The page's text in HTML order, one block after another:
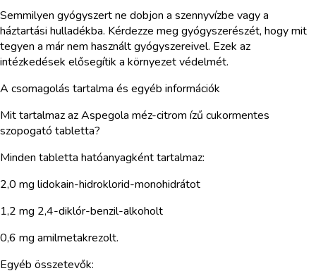
Semmilyen gyógyszert ne dobjon a szennyvízbe vagy a
háztartási hulladékba. Kérdezze meg gyógyszerészét, hogy mit
tegyen a már nem használt gyógyszereivel. Ezek az
intézkedések elősegítik a környezet védelmét.
A csomagolás tartalma és egyéb információk
Mit tartalmaz az Aspegola méz-citrom ízű cukormentes
szopogató tabletta?
Minden tabletta hatóanyagként tartalmaz:
2,0 mg lidokain-hidroklorid-monohidrátot
1,2 mg 2,4-diklór-benzil-alkoholt
0,6 mg amilmetakrezolt.
Egyéb összetevők: